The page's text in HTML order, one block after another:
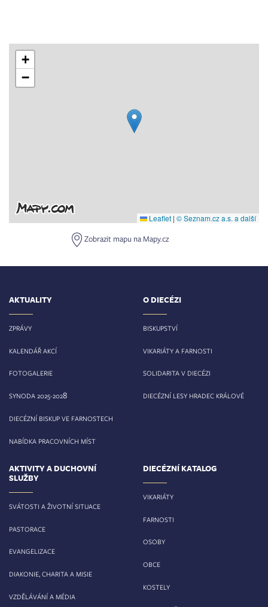
+
−
Leaflet | © Seznam.cz a.s. a další
Zobrazit mapu na Mapy.cz
AKTUALITY
ZPRÁVY
KALENDÁŘ AKCÍ
FOTOGALERIE
SYNODA 2025-2028
DIECÉZNÍ BISKUP VE FARNOSTECH
NABÍDKA PRACOVNÍCH MÍST
O DIECÉZI
BISKUPSTVÍ
VIKARIÁTY A FARNOSTI
SOLIDARITA V DIECÉZI
DIECÉZNÍ LESY HRADEC KRÁLOVÉ
AKTIVITY A DUCHOVNÍ
SLUŽBY
SVÁTOSTI A ŽIVOTNÍ SITUACE
PASTORACE
EVANGELIZACE
DIAKONIE, CHARITA A MISIE
VZDĚLÁVÁNÍ A MÉDIA
DIECÉZNÍ KATALOG
VIKARIÁTY
FARNOSTI
OSOBY
OBCE
KOSTELY